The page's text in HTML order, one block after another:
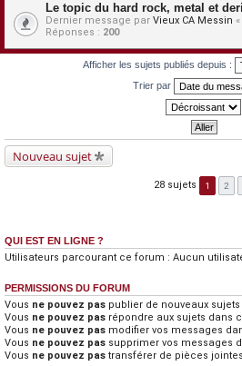
Le topic du hard rock, metal et
Dernier message par Vieux CA Messin «
Réponses : 200
Afficher les sujets publiés depuis :
Trier par
Nouveau sujet
28 sujets 1 2
QUI EST EN LIGNE ?
Utilisateurs parcourant ce forum : Aucun
PERMISSIONS DU FORUM
Vous ne pouvez pas publier de nouveaux
Vous ne pouvez pas répondre aux sujets dans
Vous ne pouvez pas modifier vos messages
Vous ne pouvez pas supprimer vos messages
Vous ne pouvez pas transférer de pièces